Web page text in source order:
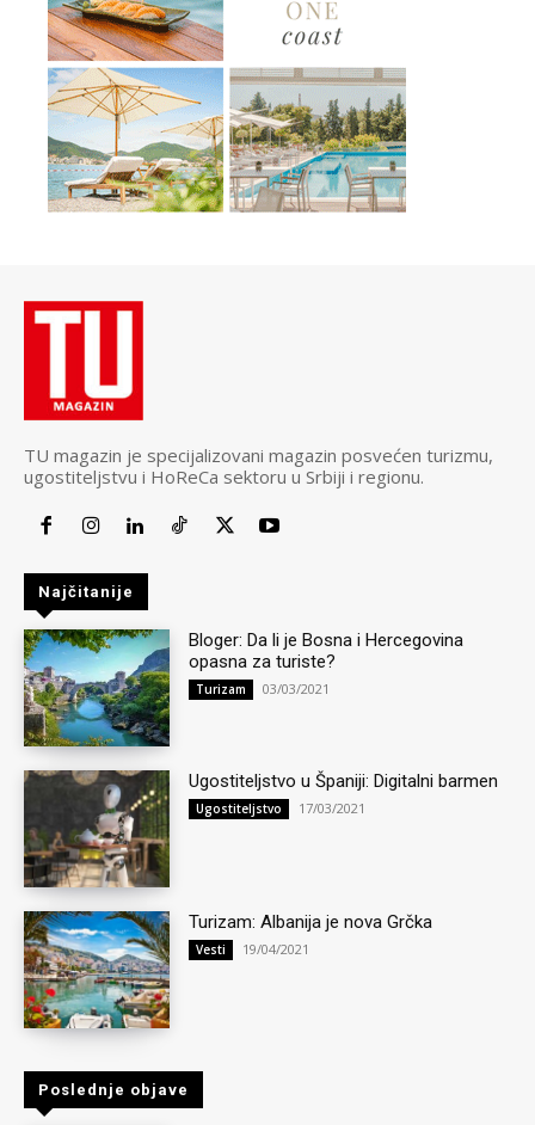
TU magazin je specijalizovani magazin posvećen turizmu,
ugostiteljstvu i HoReCa sektoru u Srbiji i regionu.
Najčitanije
Bloger: Da li je Bosna i Hercegovina
opasna za turiste?
Turizam 03/03/2021
Ugostiteljstvo u Španiji: Digitalni barmen
Ugostiteljstvo 17/03/2021
Turizam: Albanija je nova Grčka
Vesti 19/04/2021
Poslednje objave